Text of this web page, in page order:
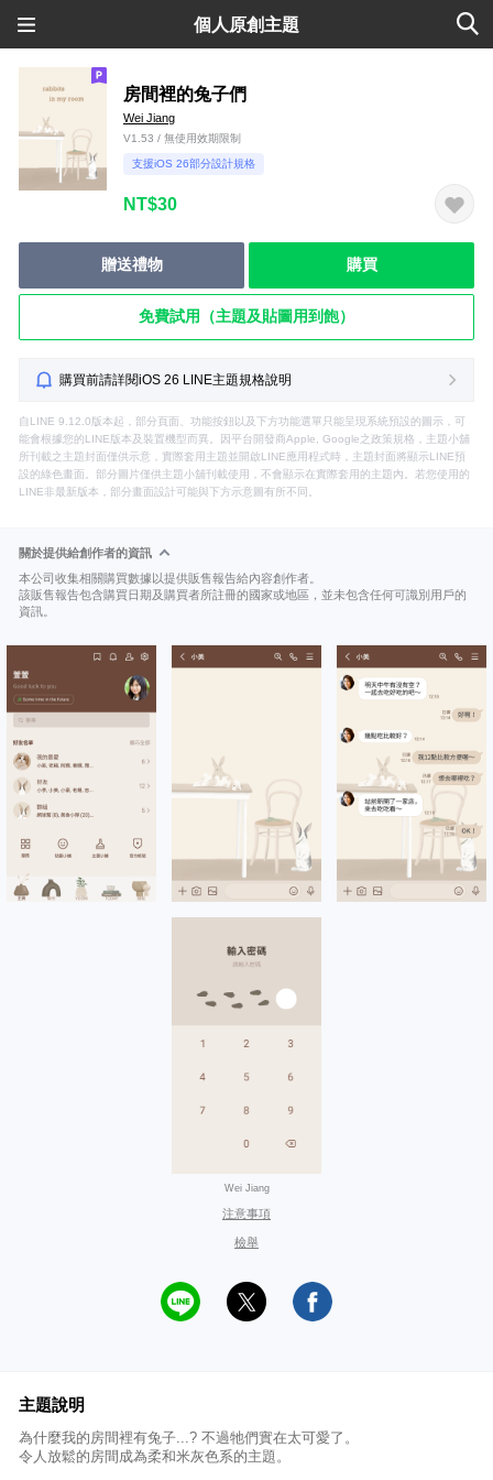
個人原創主題
房間裡的兔子們
Wei Jiang
V1.53 / 無使用效期限制
支援iOS 26部分設計規格
NT$30
贈送禮物 購買
免費試用（主題及貼圖用到飽）
購買前請詳閱iOS 26 LINE主題規格說明
自LINE 9.12.0版本起，部分頁面、功能按鈕以及下方功能選單只能呈現系統預設的圖示，可
能會根據您的LINE版本及裝置機型而異。因平台開發商Apple, Google之政策規格，主題小舖
所刊載之主題封面僅供示意，實際套用主題並開啟LINE應用程式時，主題封面將顯示LINE預
設的綠色畫面。部分圖片僅供主題小舖刊載使用，不會顯示在實際套用的主題內。若您使用的
LINE非最新版本，部分畫面設計可能與下方示意圖有所不同。
關於提供給創作者的資訊
本公司收集相關購買數據以提供販售報告給內容創作者。
該販售報告包含購買日期及購買者所註冊的國家或地區，並未包含任何可識別用戶的
資訊。
Wei Jiang
注意事項
檢舉
主題說明
為什麼我的房間裡有兔子...? 不過牠們實在太可愛了。
令人放鬆的房間成為柔和米灰色系的主題。